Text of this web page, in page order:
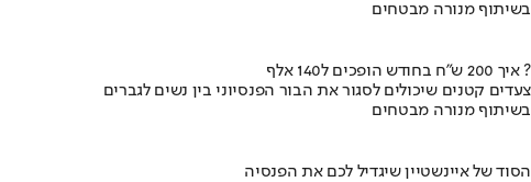
בשיתוף מנורה מבטחים
איך 200 ש"ח בחודש הופכים ל140 אלף ?
צעדים קטנים שיכולים לסגור את הבור הפנסיוני בין נשים לגברים
בשיתוף מנורה מבטחים
הסוד של איינשטיין שיגדיל לכם את הפנסיה